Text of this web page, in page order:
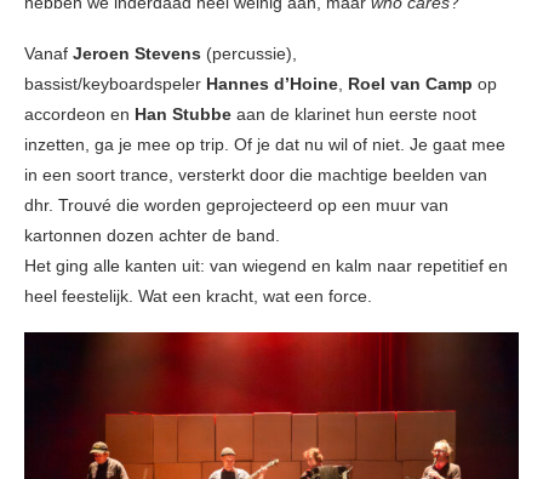
Vanaf Jeroen Stevens (percussie),
bassist/keyboardspeler Hannes d’Hoine, Roel van Camp op
accordeon en Han Stubbe aan de klarinet hun eerste noot
inzetten, ga je mee op trip. Of je dat nu wil of niet. Je gaat mee
in een soort trance, versterkt door die machtige beelden van
dhr. Trouvé die worden geprojecteerd op een muur van
kartonnen dozen achter de band.
Het ging alle kanten uit: van wiegend en kalm naar repetitief en
heel feestelijk. Wat een kracht, wat een force.